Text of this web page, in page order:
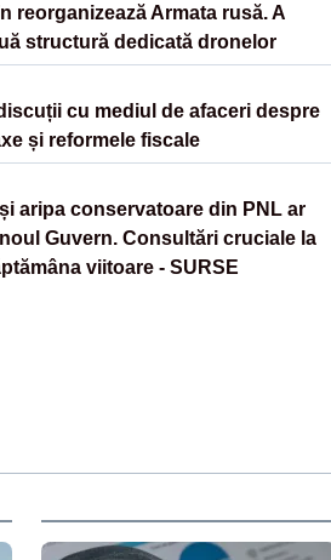
reorganizează Armata rusă. A
structură dedicată dronelor
cu mediul de afaceri despre
și reformele fiscale
și aripa conservatoare din PNL ar
Guvern. Consultări cruciale la
viitoare - SURSE